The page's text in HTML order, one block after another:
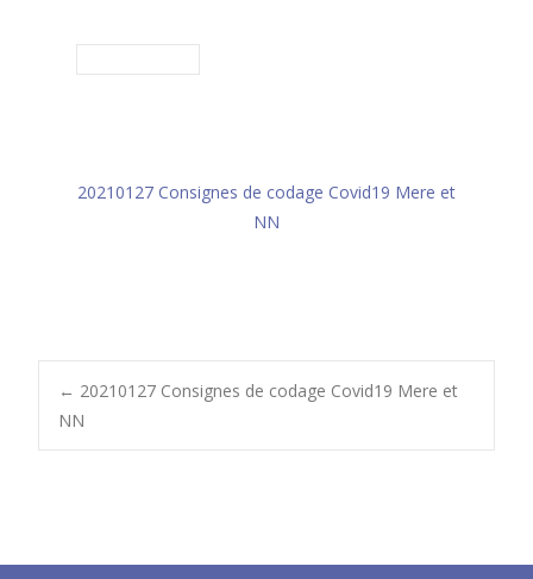
20210127 Consignes de codage Covid19 Mere et
NN
Post
← 20210127 Consignes de codage Covid19 Mere et
NN